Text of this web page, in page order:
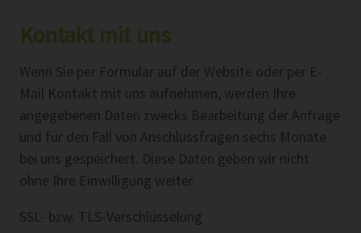
Kontakt mit uns
Wenn Sie per Formular auf der Website oder per E-
Mail Kontakt mit uns aufnehmen, werden Ihre
angegebenen Daten zwecks Bearbeitung der Anfrage
und für den Fall von Anschlussfragen sechs Monate
bei uns gespeichert. Diese Daten geben wir nicht
ohne Ihre Einwilligung weiter.
SSL- bzw. TLS-Verschlüsselung